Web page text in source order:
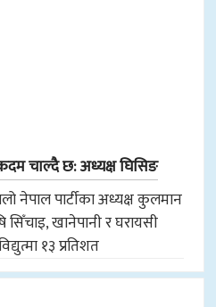
चाल्दै छ: अध्यक्ष घिसिङ
नेपाल पार्टीका अध्यक्ष कुलमान
खानेपानी र घरायसी
१३ प्रतिशत